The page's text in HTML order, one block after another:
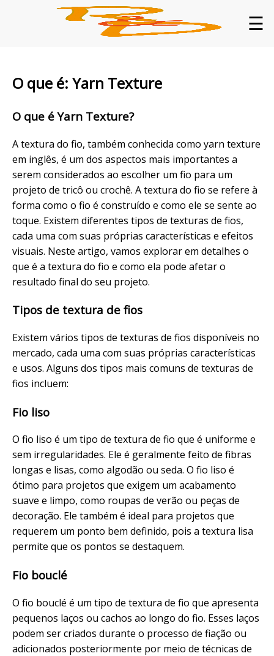
☰
O que é: Yarn Texture
O que é Yarn Texture?
A textura do fio, também conhecida como yarn texture
em inglês, é um dos aspectos mais importantes a
serem considerados ao escolher um fio para um
projeto de tricô ou crochê. A textura do fio se refere à
forma como o fio é construído e como ele se sente ao
toque. Existem diferentes tipos de texturas de fios,
cada uma com suas próprias características e efeitos
visuais. Neste artigo, vamos explorar em detalhes o
que é a textura do fio e como ela pode afetar o
resultado final do seu projeto.
Tipos de textura de fios
Existem vários tipos de texturas de fios disponíveis no
mercado, cada uma com suas próprias características
e usos. Alguns dos tipos mais comuns de texturas de
fios incluem:
Fio liso
O fio liso é um tipo de textura de fio que é uniforme e
sem irregularidades. Ele é geralmente feito de fibras
longas e lisas, como algodão ou seda. O fio liso é
ótimo para projetos que exigem um acabamento
suave e limpo, como roupas de verão ou peças de
decoração. Ele também é ideal para projetos que
requerem um ponto bem definido, pois a textura lisa
permite que os pontos se destaquem.
Fio bouclé
O fio bouclé é um tipo de textura de fio que apresenta
pequenos laços ou cachos ao longo do fio. Esses laços
podem ser criados durante o processo de fiação ou
adicionados posteriormente por meio de técnicas de